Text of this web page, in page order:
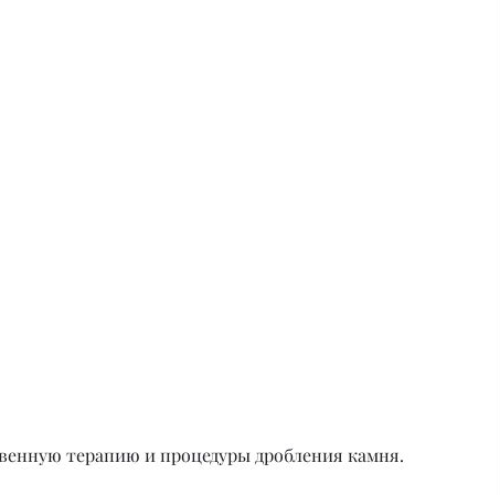
терапию и процедуры дробления камня.